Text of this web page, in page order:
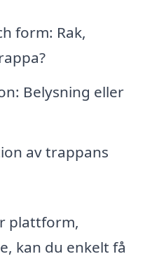
form: Rak,
Belysning eller
av trappans
plattform,
kan du enkelt få